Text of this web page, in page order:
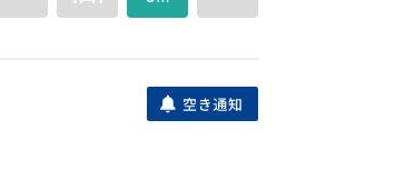
福岡市西区下山門１丁目５－７